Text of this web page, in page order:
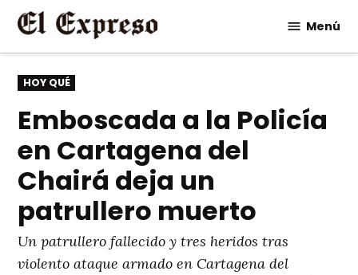
Saltar
contenido
Menú
PUBLICADO
EN
HOY QUÉ
Emboscada a la Policía
en Cartagena del
Chairá deja un
patrullero muerto
Un patrullero fallecido y tres heridos tras
violento ataque armado en Cartagena del